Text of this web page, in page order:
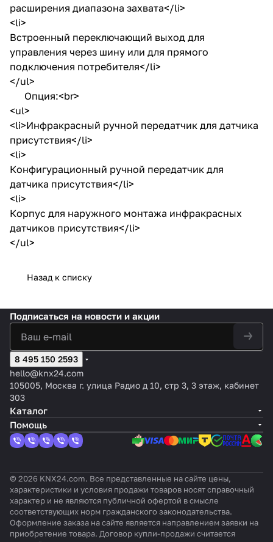
расширения диапазона захвата</li>
<li>
Встроенный переключающий выход для
управления через шину или для прямого
подключения потребителя</li>
</ul>
Опция:<br>
<ul>
<li>Инфракрасный ручной передатчик для датчика
присутствия</li>
<li>
Конфигурационный ручной передатчик для
датчика присутствия</li>
<li>
Корпус для наружного монтажа инфракрасных
датчиков присутствия</li>
</ul>
Назад к списку
Подписаться на новости и акции
8 495 150 2593
hello@knx24.com
105005, Москва г. улица Радио д 10, стр 3, 3 этаж, кабинет
303
Каталог
Помощь
© 2026 KNX24.com. Все представленные на сайте цены,
характеристики и условия продажи товаров носят справочный
характер и не являются публичной офертой в смысле
соответствующих норм гражданского законодательства.
Оформление заказа на сайте является направлением заявки на
приобретение товара. Договор купли-продажи считается